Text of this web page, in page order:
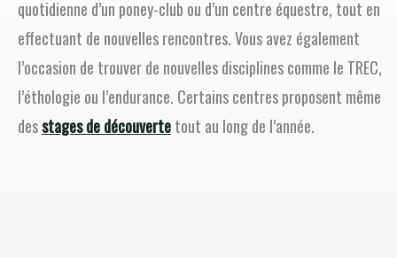
quotidienne d’un poney-club ou d’un centre équestre, tout en
effectuant de nouvelles rencontres. Vous avez également
l’occasion de trouver de nouvelles disciplines comme le TREC,
l’éthologie ou l’endurance. Certains centres proposent même
desstages de découvertetout au long de l’année.